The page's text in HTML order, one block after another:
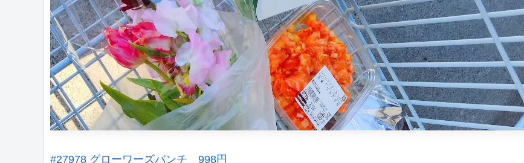
#27978 グローワーズバンチ 998円